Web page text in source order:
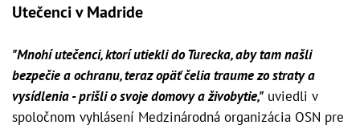
Utečenci v Madride
"Mnohí utečenci, ktorí utiekli do Turecka, aby tam našli
bezpečie a ochranu, teraz opäť čelia traume zo straty a
vysídlenia - prišli o svoje domovy a živobytie," uviedli v
spoločnom vyhlásení Medzinárodná organizácia OSN pre